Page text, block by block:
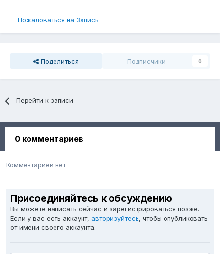
Пожаловаться на Запись
Поделиться Подписчики 0
Перейти к записи
0 комментариев
Комментариев нет
Присоединяйтесь к обсуждению
Вы можете написать сейчас и зарегистрироваться позже.
Если у вас есть аккаунт, авторизуйтесь, чтобы опубликовать
от имени своего аккаунта.